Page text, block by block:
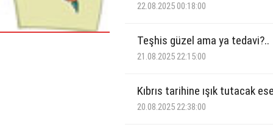
22.08.2025 00:18:00
Teşhis güzel ama ya tedavi?..
21.08.2025 22:15:00
Kıbrıs tarihine ışık tutacak
20.08.2025 22:38:00